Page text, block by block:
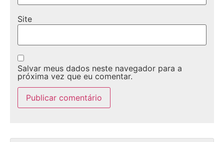
Site
Salvar meus dados neste navegador para a
próxima vez que eu comentar.